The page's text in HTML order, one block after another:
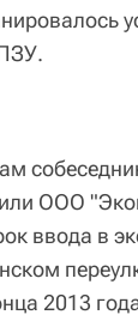
ООО
ввода в
2013